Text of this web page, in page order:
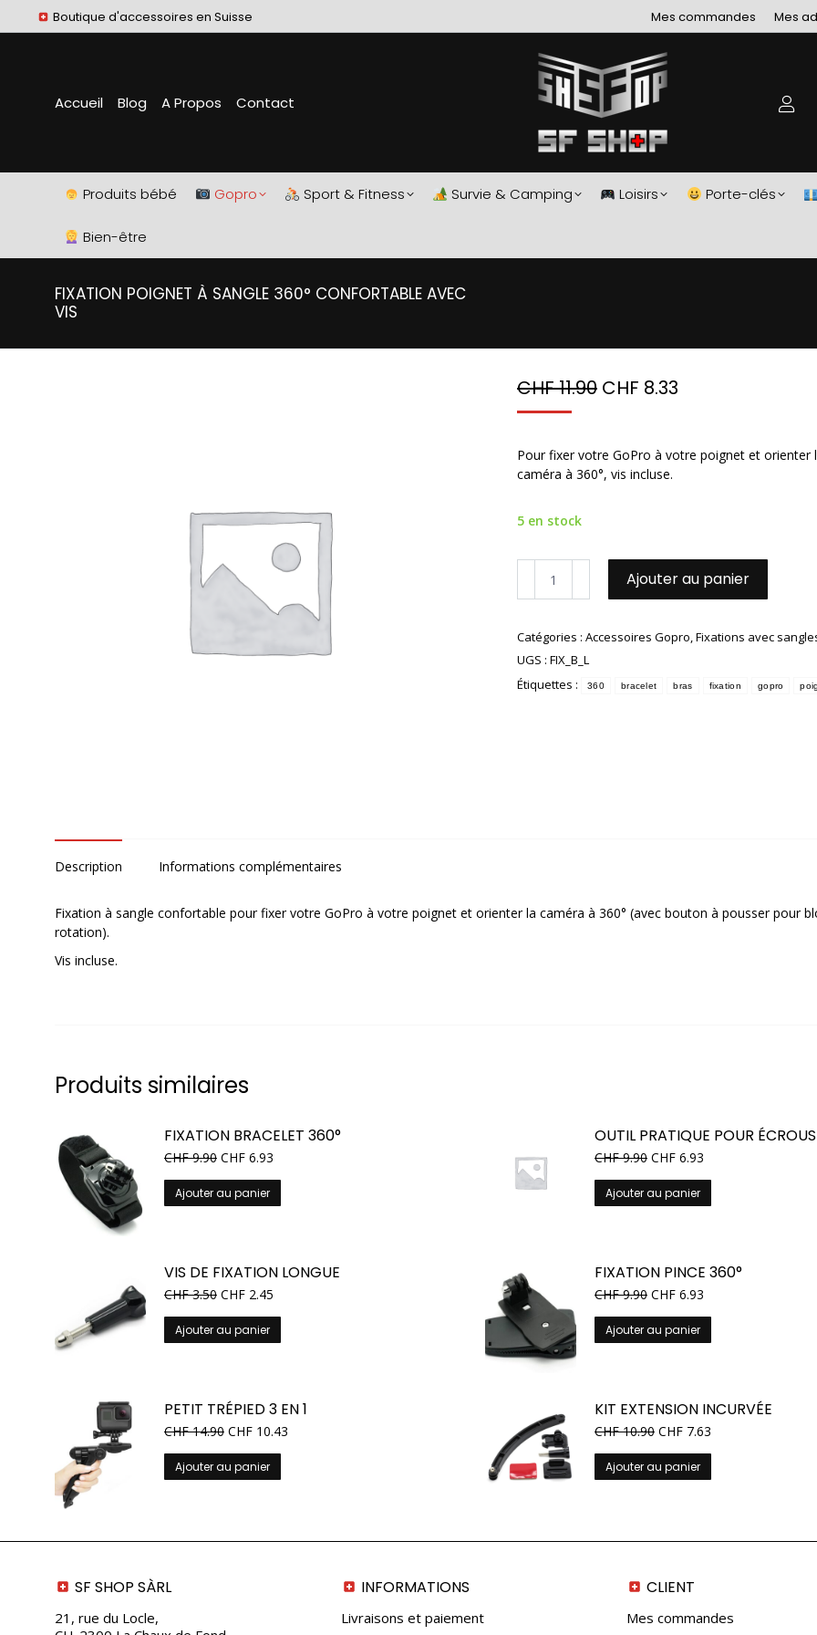
Boutique d'accessoires en Suisse Mes commandes Mes
Accueil Blog A Propos Contact
Produits bébé Gopro Sport & Fitness Survie & Camping Loisirs Porte-clés
Bien-être
FIXATION POIGNET À SANGLE 360° CONFORTABLE AVEC
VIS
CHF11.90 CHF 8.33
Pour fixer votre GoPro à votre poignet et orienter
caméra à 360°, vis incluse.
5 en stock
à
sangle
360°
Ajouter au panier
Catégories : Accessoires Gopro,Fixations avec
UGS : FIX_B_L
Étiquettes :
360 bracelet bras fixation gopro
Description Informations complémentaires
Fixation à sangle confortable pour fixer votre GoPro à votre poignet et orienter la caméra à 360° (avec bouton à pousser pour
rotation).
Vis incluse.
Produits similaires
FIXATION BRACELET 360°
CHF9.90 CHF 6.93
Ajouter au panier
OUTIL PRATIQUE POUR ÉCROUS
CHF9.90 CHF 6.93
Ajouter au panier
VIS DE FIXATION LONGUE
CHF3.50 CHF 2.45
Ajouter au panier
FIXATION PINCE 360°
CHF9.90 CHF 6.93
Ajouter au panier
PETIT TRÉPIED 3 EN 1
CHF14.90 CHF 10.43
Ajouter au panier
KIT EXTENSION INCURVÉE
CHF10.90 CHF 7.63
Ajouter au panier
SF SHOP SÀRL
21, rue du Locle,
INFORMATIONS
Livraisons et paiement
CLIENT
Mes commandes